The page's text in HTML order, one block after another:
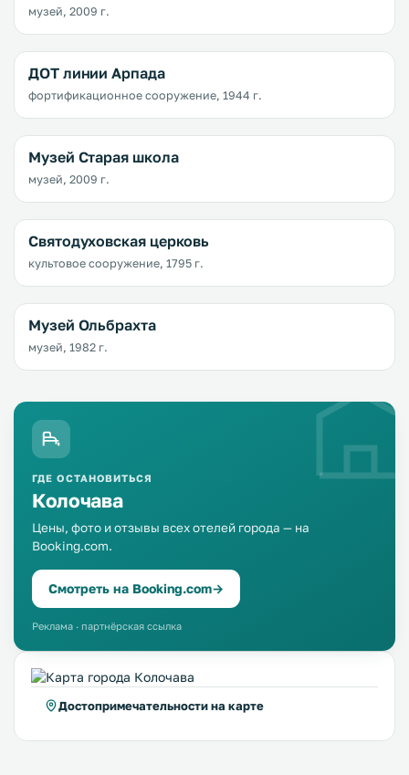
музей, 2009 г.
ДОТ линии Арпада
фортификационное сооружение, 1944 г.
Музей Старая школа
музей, 2009 г.
Святодуховская церковь
культовое сооружение, 1795 г.
Музей Ольбрахта
музей, 1982 г.
ГДЕ ОСТАНОВИТЬСЯ
Колочава
Цены, фото и отзывы всех отелей города — на
Booking.com.
Смотреть на Booking.com→
Реклама · партнёрская ссылка
Достопримечательности на карте